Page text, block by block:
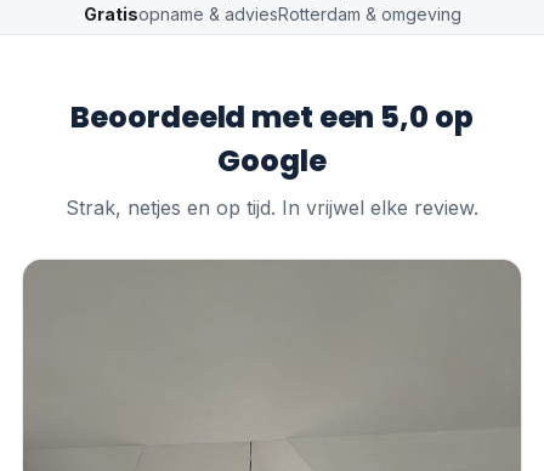
Gratisopname & adviesRotterdam & omgeving
Beoordeeld met een 5,0 op
Google
Strak, netjes en op tijd. In vrijwel elke review.